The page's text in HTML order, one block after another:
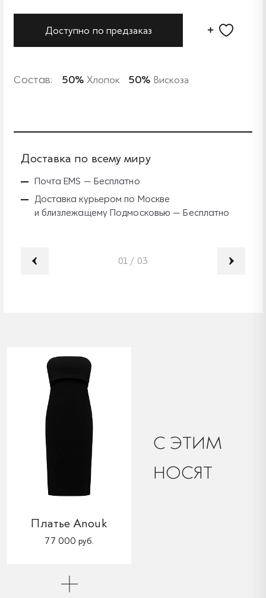
Доступно по предзаказ
Состав: 50% Хлопок 50% Вискоза
Доставка по всему миру
Почта EMS — Бесплатно
Доставка курьером по Москве
и близлежащему Подмосковью — Бесплатно
01 / 03
C ЭТИМ
НОСЯТ
Платье Anouk
77 000 руб.